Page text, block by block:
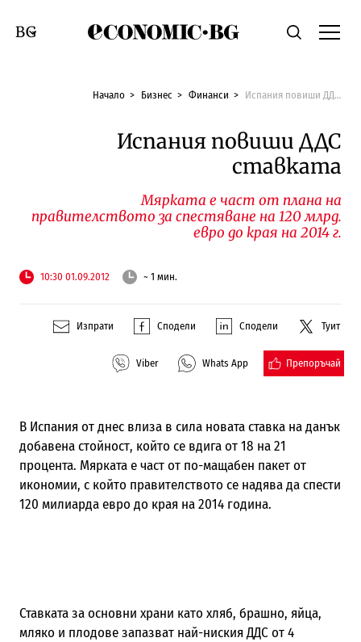
Economic.bgТърсене
Смяна на език
Начало Бизнес Финанси Испания повиши ДДС ставката
Испания повиши ДДС
ставката
Мярката е част от плана на
правителството за спестяване на 120 млрд.
евро до края на 2014 г.
10:30 01.09.2012 ~ 1 мин.
Изпрати Сподели Сподели Туит
Viber Whats App Препоръчай
В Испания от днес влиза в сила новата ставка на данък
добавена стойност, който се вдига от 18 на 21
процента. Мярката е част от по-мащабен пакет от
икономии, с който правителството се надява да спести
120 милиарда евро до края на 2014 година.
Ставката за основни храни като хляб, брашно, яйца,
мляко и плодове запазват най-ниския ДДС от 4